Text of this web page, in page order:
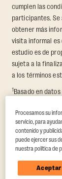
cumplen las
participantes. Se
obtener más
visita informal es
estudio es de
sujeta a la
a los términos
1Basado en
semanas, en el
aumento de
terceros en
Responses to a
Exercise
Procesamos su
servicio, para
contenido y
puede ejercer sus
nuestra política de